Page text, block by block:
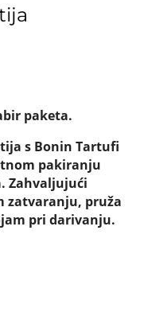
paketa.
s Bonin Tartufi
pakiranju
Zahvaljujući
zatvaranju, pruža
pri darivanju.